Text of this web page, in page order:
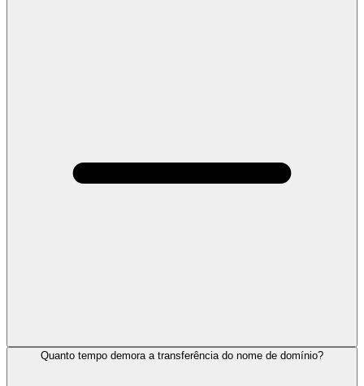
Quanto tempo demora a transferência do nome de domínio?